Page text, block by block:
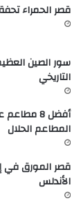
قصر الحمراء
سور الصين
التاريخي
أفضل 8
المطاعم الحلال
قصر المورق في
الأندلس